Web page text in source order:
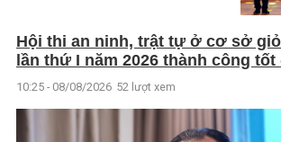
Hội thi an ninh, trật tự ở cơ sở
lần thứ I năm 2026 thành công tốt
10:25 - 08/08/2026 52 lượt xem